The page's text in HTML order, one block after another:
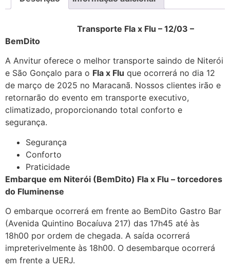
Transporte Fla x Flu – 12/03 –
BemDito
A Anvitur oferece o melhor transporte saindo de Niterói
e São Gonçalo para o Fla x Flu que ocorrerá no dia 12
de março de 2025 no Maracanã. Nossos clientes irão e
retornarão do evento em transporte executivo,
climatizado, proporcionando total conforto e
segurança.
Segurança
Conforto
Praticidade
Embarque em Niterói (BemDito) Fla x Flu – torcedores
do Fluminense
O embarque ocorrerá em frente ao BemDito Gastro Bar
(Avenida Quintino Bocaíuva 217) das 17h45 até às
18h00 por ordem de chegada. A saída ocorrerá
impreterivelmente às 18h00. O desembarque ocorrerá
em frente a UERJ.